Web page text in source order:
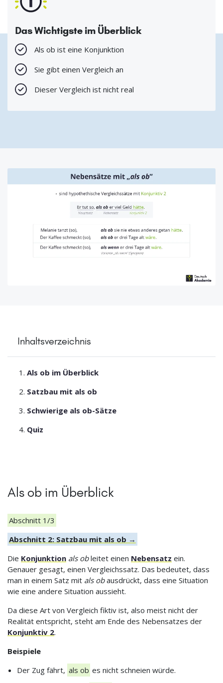
Das Wichtigste im Überblick
Als ob ist eine Konjunktion
Sie gibt einen Vergleich an
Dieser Vergleich ist nicht real
Inhaltsverzeichnis
Als ob im Überblick
Satzbau mit als ob
Schwierige als ob-Sätze
Quiz
Als ob im Überblick
Abschnitt 1/3
Abschnitt 2: Satzbau mit als ob →
Die Konjunktion als obleitet einen Nebensatz ein.
Genauer gesagt, einen Vergleichssatz. Das bedeutet, dass
man in einem Satz mit als obausdrückt, dass eine Situation
wie eine andere Situation aussieht.
Da diese Art von Vergleich fiktiv ist, also meist nicht der
Realität entspricht, steht am Ende des Nebensatzes der
Konjunktiv 2.
Beispiele
Der Zug fährt, als ob es nicht schneien würde.